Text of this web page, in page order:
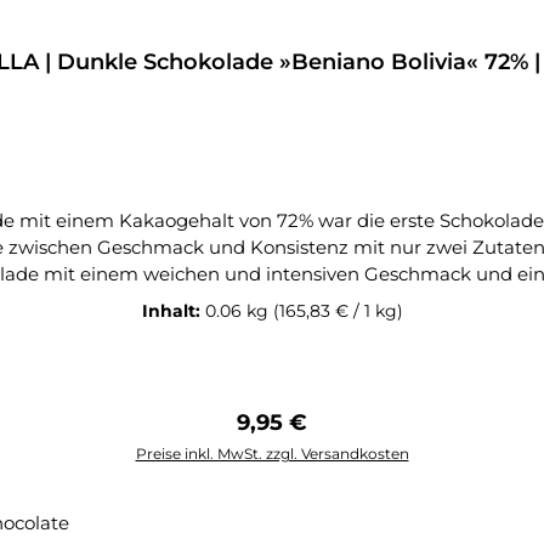
| Dunkle Schokolade »Beniano Bolivia« 72%
Geschmack und Konsistenz mit nur zwei
weichen und intensiven Geschmack und einer sehr niedrigen
einem langen Nachgeschmack. Die Bohnen der 72%
Säure und Geschmacksnoten von Kaffee und Erdnüssen
Die Produktion von Oialla trägt zur
wachsen.Kakaoherkunft Bolivien, nordöstlicher Provinz
Inhalt: 0.06 kg (165,83 € / 1 kg)
Regulärer Preis:
9,95 €
Preise inkl. MwSt. zzgl. Versandkosten